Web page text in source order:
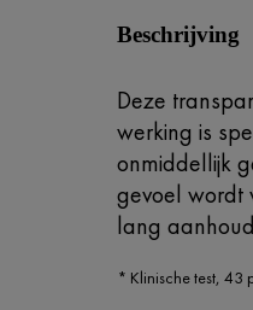
Beschrijving
Deze
werking is
onmiddellijk
gevoel wordt
lang
* Klinische test, 43